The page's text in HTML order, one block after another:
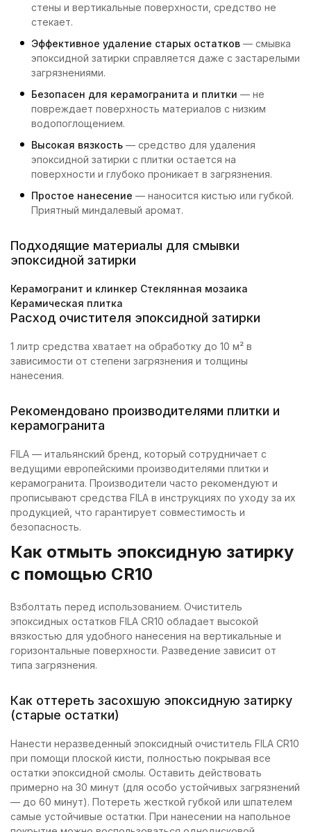
стены и вертикальные поверхности, средство не
стекает.
Эффективное удаление старых остатков — смывка
эпоксидной затирки справляется даже с застарелыми
загрязнениями.
Безопасен для керамогранита и плитки — не
повреждает поверхность материалов с низким
водопоглощением.
Высокая вязкость — средство для удаления
эпоксидной затирки с плитки остается на
поверхности и глубоко проникает в загрязнения.
Простое нанесение — наносится кистью или губкой.
Приятный миндалевый аромат.
Подходящие материалы для смывки
эпоксидной затирки
Керамогранит и клинкер Стеклянная мозаика
Керамическая плитка
Расход очистителя эпоксидной затирки
1 литр средства хватает на обработку до 10 м² в
зависимости от степени загрязнения и толщины
нанесения.
Рекомендовано производителями плитки и
керамогранита
FILA — итальянский бренд, который сотрудничает с
ведущими европейскими производителями плитки и
керамогранита. Производители часто рекомендуют и
прописывают средства FILA в инструкциях по уходу за их
продукцией, что гарантирует совместимость и
безопасность.
Как отмыть эпоксидную затирку
с помощью CR10
Взболтать перед использованием. Очиститель
эпоксидных остатков FILA CR10 обладает высокой
вязкостью для удобного нанесения на вертикальные и
горизонтальные поверхности. Разведение зависит от
типа загрязнения.
Как оттереть засохшую эпоксидную затирку
(старые остатки)
Нанести неразведенный эпоксидный очиститель FILA CR10
при помощи плоской кисти, полностью покрывая все
остатки эпоксидной смолы. Оставить действовать
примерно на 30 минут (для особо устойчивых загрязнений
— до 60 минут). Потереть жесткой губкой или шпателем
самые устойчивые остатки. При нанесении на напольное